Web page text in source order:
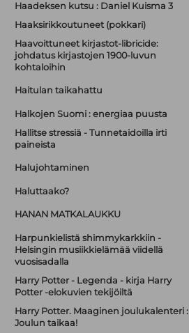
Haadeksen kutsu : Daniel Kuisma 3
Haaksirikkoutuneet (pokkari)
Haavoittuneet kirjastot-libricide:
johdatus kirjastojen 1900-luvun
kohtaloihin
Haitulan taikahattu
Halkojen Suomi : energiaa puusta
Hallitse stressiä - Tunnetaidoilla irti
paineista
Halujohtaminen
Haluttaako?
HANAN MATKALAUKKU
Harpunkielistä shimmykarkkiin -
Helsingin musiikkielämää viidellä
vuosisadalla
Harry Potter - Legenda - kirja Harry
Potter -elokuvien tekijöiltä
Harry Potter. Maaginen joulukalenteri :
Joulun taikaa!